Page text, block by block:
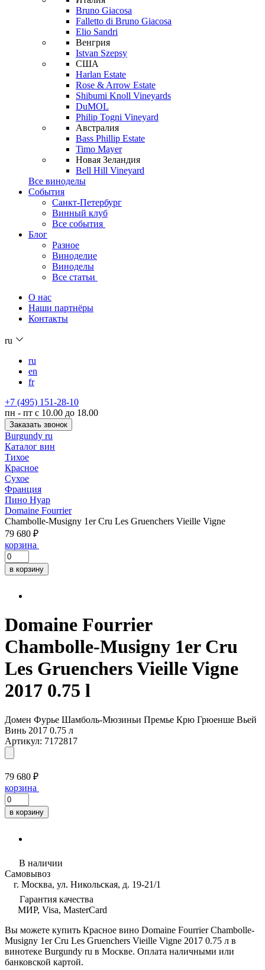
Bruno Giacosa
Falletto di Bruno Giacosa
Elio Sandri
Венгрия
Istvan Szepsy
США
Harlan Estate
Rose & Arrow Estate
Shibumi Knoll Vineyards
DuMOL
Philip Togni Vineyard
Австралия
Bass Phillip Estate
Timo Mayer
Новая Зеландия
Bell Hill Vineyard
Все виноделы
События
Санкт-Петербург
Винный клуб
Все события
Блог
Разное
Виноделие
Виноделы
Все статьи
О нас
Наши партнёры
Контакты
ru
ru
en
fr
+7 (495) 151-28-10
пн - пт с 10.00 до 18.00
Заказать звонок
Burgundy ru
Каталог вин
Тихое
Красное
Сухое
Франция
Пино Нуар
Domaine Fourrier
Chambolle-Musigny 1er Cru Les Gruenchers Vieille Vigne
79 680 ₽
корзина
в корзину
Domaine Fourrier
Chambolle-Musigny 1er Cru
Les Gruenchers Vieille Vigne
2017 0.75 l
Домен Фурье Шамболь-Мюзиньи Премье Крю Грюенше Вьей
Винь 2017 0.75 л
Артикул: 7172817
79 680 ₽
корзина
в корзину
В наличии
Самовывоз
г. Москва, ул. Никольская, д. 19-21/1
Гарантия качества
МИР, Visa, MasterCard
Вы можете купить Красное вино Domaine Fourrier Chambolle-
Musigny 1er Cru Les Gruenchers Vieille Vigne 2017 0.75 л в
винотеке Burgundy ru в Москве. Оплата наличными или
банковской картой.